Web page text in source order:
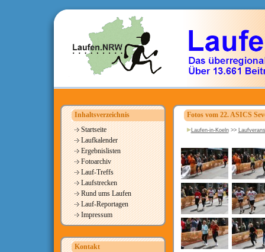
Inhaltsverzeichnis
Startseite
Laufkalender
Ergebnislisten
Fotoarchiv
Lauf-Treffs
Laufstrecken
Rund ums Laufen
Lauf-Reportagen
Impressum
Kontakt
Fotos vom 22. ASICS
Laufen-in-Koeln>>